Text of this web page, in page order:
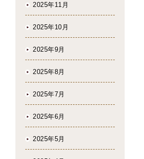
2025年11月
2025年10月
2025年9月
2025年8月
2025年7月
2025年6月
2025年5月